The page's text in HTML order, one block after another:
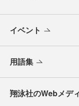
イベント
用語集
翔泳社のWebメデ